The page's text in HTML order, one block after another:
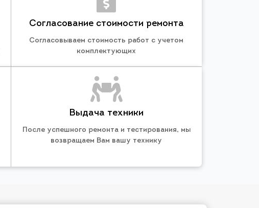
Согласование стоимости ремонта
Согласовываем стоимость работ с учетом
комплектующих
Выдача техники
После успешного ремонта и тестирования, мы
возвращаем Вам вашу технику